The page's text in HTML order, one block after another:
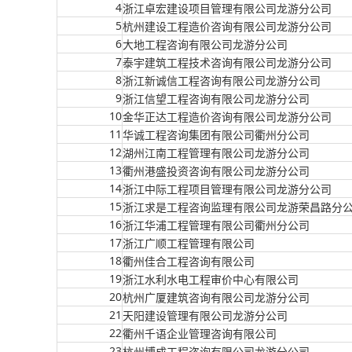
4浙江卓宏建设项目管理有限公司龙游分公司
5杭州建设工程造价咨询有限公司龙游分公司
6大地工程咨询有限公司龙游分公司
7泰宇建筑工程技术咨询有限公司龙游分公司
8浙江新诚信工程咨询有限公司龙游分公司
9浙江信望工程咨询有限公司龙游分公司
10金华正达工程造价咨询有限公司龙游分公司
11 华诚工程咨询集团有限公司衢州分公司
12湖州江南工程管理有限公司龙游分公司
13衢州港盛投资咨询有限公司龙游分公司
14浙江中际工程项目管理有限公司龙游分公司
15浙江求是工程咨询监理有限公司龙游荣昌路分
16浙江华浦工程管理有限公司衢州分公司
17浙江广顺工程管理有限公司
18衢州佳合工程咨询有限公司
19浙江水利水电工程审价中心有限公司
20杭州广厦建筑咨询有限公司龙游分公司
21 天阳建设管理有限公司龙游分公司
22衢州千语企业管理咨询有限公司